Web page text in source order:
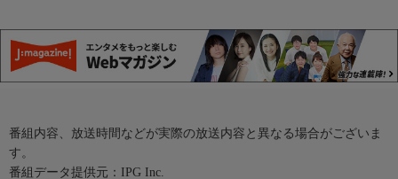
番組内容、放送時間などが実際の放送内容と異なる場合がございま
す。
番組データ提供元：IPG Inc.